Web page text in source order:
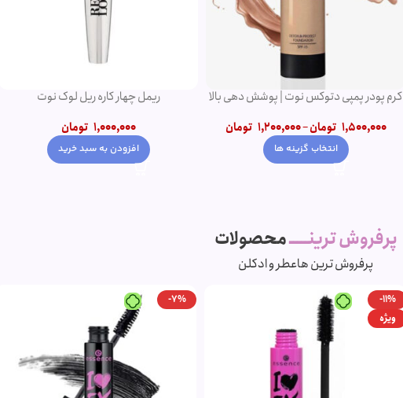
کرم پودر پمپی دتوکس نوت | پوشش دهی بالا
1,500,000 تومان–
1,200,000 تومان
انتخاب گزینه ها
ریمل چهار کاره ریل لوک نوت
1,000,000 تومان
افزودن به سبد خرید
پرفروش ترینـــــمحصولات
پرفروش ترین هاعطر و ادکلن
-11%
ویژه
-7%